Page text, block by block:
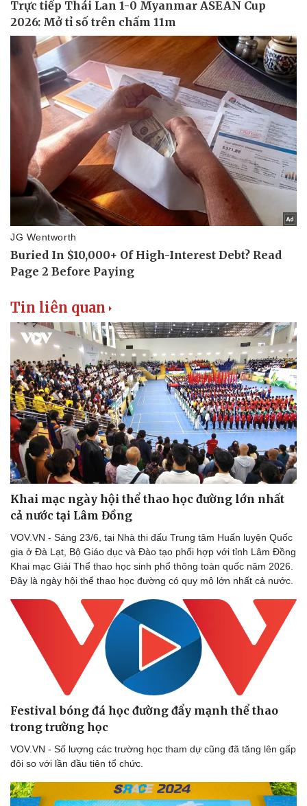
Tin liên quan
Khai mạc ngày hội thể thao học đường lớn nhất
cả nước tại Lâm Đồng
VOV.VN - Sáng 23/6, tại Nhà thi đấu Trung tâm Huấn luyện Quốc
gia ở Đà Lạt, Bộ Giáo dục và Đào tạo phối hợp với tỉnh Lâm Đồng
Khai mạc Giải Thể thao học sinh phổ thông toàn quốc năm 2026.
Đây là ngày hội thể thao học đường có quy mô lớn nhất cả nước.
Festival bóng đá học đường đẩy mạnh thể thao
trong trường học
VOV.VN - Số lượng các trường học tham dự cũng đã tăng lên gấp
đôi so với lần đầu tiên tổ chức.